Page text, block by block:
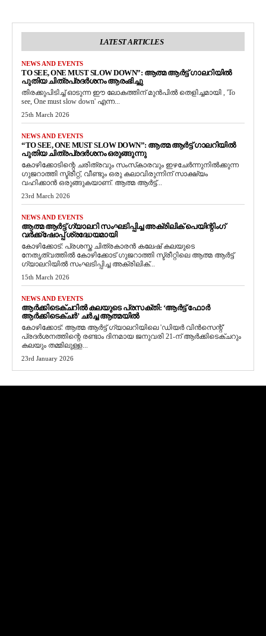
LATEST ARTICLES
NEWS AND EVENTS
TO SEE, ONE MUST SLOW DOWN”: ആത്മ ആർട്ട് ഗാലറിയിൽ
പുതിയ ചിത്രപ്രദർശനം ആരംഭിച്ചു
തിരക്കുപിടിച്ച് ഓടുന്ന ഈ ലോകത്തിന് മുൻപിൽ തെളിച്ചമായി , 'To
see, One must slow down' എന്ന...
25th March 2026
NEWS AND EVENTS
“TO SEE, ONE MUST SLOW DOWN”: ആത്മ ആർട്ട് ഗാലറിയിൽ
പുതിയ ചിത്രപ്രദർശനം ഒരുങ്ങുന്നു
കോഴിക്കോടിന്റെ ചരിത്രവും സംസ്‌കാരവും ഇഴചേർന്നുനിൽക്കുന്ന
ഗുജറാത്തി സ്ട്രീറ്റ്, വീണ്ടും ഒരു കലാവിരുന്നിന് സാക്ഷ്യം
വഹിക്കാൻ ഒരുങ്ങുകയാണ്. ആത്മ ആർട്ട്...
23rd March 2026
NEWS AND EVENTS
ആത്മ ആർട്ട് ഗ്യാലറി സംഘടിപ്പിച്ച അക്രിലിക് പെയിന്റിംഗ്
വർക്ക്‌ഷോപ്പ് ശ്രദ്ധേയമായി
കോഴിക്കോട്: പ്രശസ്ത ചിത്രകാരൻ കലേഷ് കലയുടെ
നേതൃത്വത്തിൽ കോഴിക്കോട് ഗുജറാത്തി സ്ട്രീറ്റിലെ ആത്മ ആർട്ട്
ഗ്യാലറിയിൽ സംഘടിപ്പിച്ച അക്രിലിക്...
15th March 2026
NEWS AND EVENTS
ആർക്കിടെക്ചറിൽ കലയുടെ പ്രസക്തി: ‘ആർട്ട് ഫോർ
ആർക്കിടെക്ചർ’ ചർച്ച ആത്മയിൽ
​കോഴിക്കോട്: ആത്മ ആർട്ട് ഗ്യാലറിയിലെ 'ഡിയർ വിൻസെന്റ്'
പ്രദർശനത്തിന്റെ രണ്ടാം ദിനമായ ജനുവരി 21-ന് ആർക്കിടെക്ചറും
കലയും തമ്മിലുള്ള...
23rd January 2026